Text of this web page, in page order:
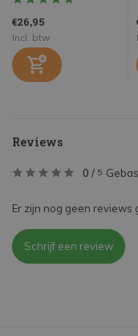
€26,95
Incl. btw
Reviews
0 / 5
Er zijn nog geen reviews
Schrijf een review